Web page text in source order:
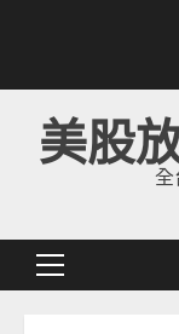
美股
全
Primary